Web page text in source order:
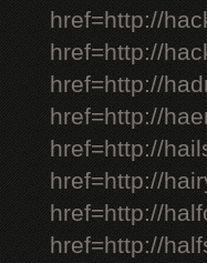
href=http://
href=http://
href=http://
href=http://
href=http://
href=http://
href=http://
href=http://